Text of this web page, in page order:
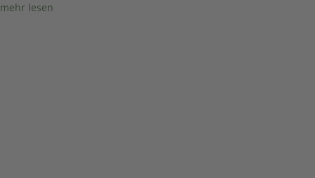
mehr lesen